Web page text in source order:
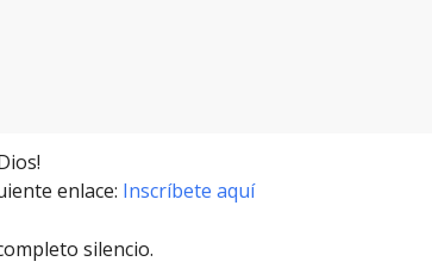
enlace: Inscríbete aquí
silencio.